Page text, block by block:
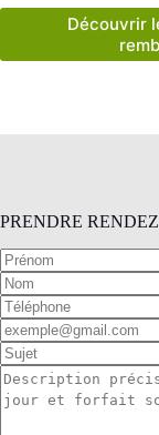
Découvrir
PRENDRE